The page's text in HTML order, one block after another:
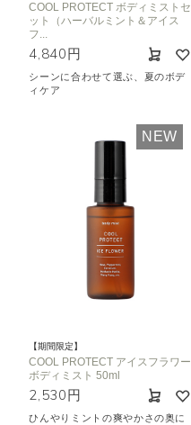
COOL PROTECT ボディミストセ
ット（ハーバルミント＆アイス
フ...
4,840円
シーンに合わせて選ぶ、夏のボデ
ィケア
NEW
【期間限定】
COOL PROTECT アイスフラワー
ボディミスト 50ml
2,530円
ひんやりミントの爽やかさの奥に